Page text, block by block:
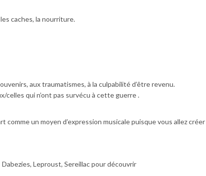
caches, la nourriture.
aux traumatismes, à la culpabilité d’être revenu.
qui n’ont pas survécu à cette guerre .
comme un moyen d’expression musicale puisque vous allez créer
Leproust, Sereillac pour découvrir